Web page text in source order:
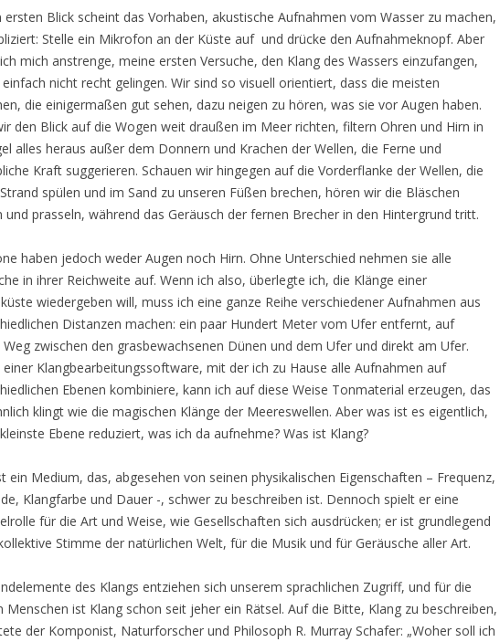
ersten Blick scheint das Vorhaben, akustische Aufnahmen vom Wasser zu machen,
Stelle ein Mikrofon an der Küste auf und drücke den Aufnahmeknopf. Aber
mich anstrenge, meine ersten Versuche, den Klang des Wassers einzufangen,
nicht recht gelingen. Wir sind so visuell orientiert, dass die meisten
die einigermaßen gut sehen, dazu neigen zu hören, was sie vor Augen haben.
den Blick auf die Wogen weit draußen im Meer richten, filtern Ohren und Hirn in
alles heraus außer dem Donnern und Krachen der Wellen, die Ferne und
Kraft suggerieren. Schauen wir hingegen auf die Vorderflanke der Wellen, die
spülen und im Sand zu unseren Füßen brechen, hören wir die Bläschen
und prasseln, während das Geräusch der fernen Brecher in den Hintergrund tritt.
haben jedoch weder Augen noch Hirn. Ohne Unterschied nehmen sie alle
in ihrer Reichweite auf. Wenn ich also, überlegte ich, die Klänge einer
wiedergeben will, muss ich eine ganze Reihe verschiedener Aufnahmen aus
Distanzen machen: ein paar Hundert Meter vom Ufer entfernt, auf
zwischen den grasbewachsenen Dünen und dem Ufer und direkt am Ufer.
Klangbearbeitungssoftware, mit der ich zu Hause alle Aufnahmen auf
Ebenen kombiniere, kann ich auf diese Weise Tonmaterial erzeugen, das
klingt wie die magischen Klänge der Meereswellen. Aber was ist es eigentlich,
Ebene reduziert, was ich da aufnehme? Was ist Klang?
ein Medium, das, abgesehen von seinen physikalischen Eigenschaften – Frequenz,
Klangfarbe und Dauer -, schwer zu beschreiben ist. Dennoch spielt er eine
für die Art und Weise, wie Gesellschaften sich ausdrücken; er ist grundlegend
Stimme der natürlichen Welt, für die Musik und für Geräusche aller Art.
des Klangs entziehen sich unserem sprachlichen Zugriff, und für die
Menschen ist Klang schon seit jeher ein Rätsel. Auf die Bitte, Klang zu beschreiben,
der Komponist, Naturforscher und Philosoph R. Murray Schafer: „Woher soll ich